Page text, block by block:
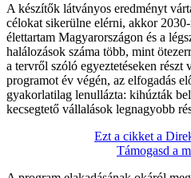
A készítők látványos eredményt
célokat sikerülne elérni, akkor
élettartam Magyarországon és a
halálozások száma több, mint
a tervről szóló egyeztetéseken
programot év végén, az elfogadás
gyakorlatilag lenullázta: kihúzták
kecsegtető vállalások legnagyobb
Ezt a cikket a
Támogasd a